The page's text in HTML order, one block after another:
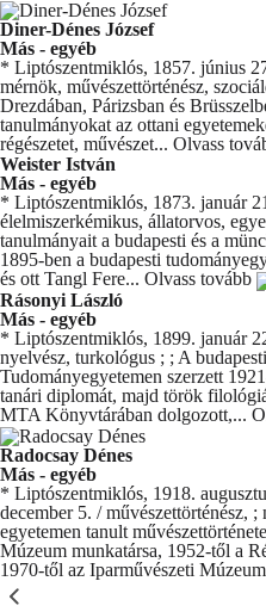
Diner-Dénes József
Más - egyéb
* Liptószentmiklós, 1857. június
mérnök, művészettörténész,
Drezdában, Párizsban és
tanulmányokat az ottani
régészetet, művészet... Olvass
Weister István
Más - egyéb
* Liptószentmiklós, 1873. január
élelmiszerkémikus, állatorvos,
tanulmányait a budapesti és a
1895-ben a budapesti
és ott Tangl Fere... Olvass tovább
Rásonyi László
Más - egyéb
* Liptószentmiklós, 1899. január
nyelvész, turkológus ; ; A
Tudományegyetemen szerzett
tanári diplomát, majd török
MTA Könyvtárában dolgozott,...
Radocsay Dénes
Más - egyéb
* Liptószentmiklós, 1918.
december 5. / művészettörténész,
egyetemen tanult
Múzeum munkatársa, 1952-től a
1970-től az Iparművészeti